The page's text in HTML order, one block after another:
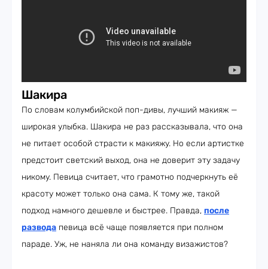
Шакира
По словам колумбийской поп-дивы, лучший макияж —
широкая улыбка. Шакира не раз рассказывала, что она
не питает особой страсти к макияжу. Но если артистке
предстоит светский выход, она не доверит эту задачу
никому. Певица считает, что грамотно подчеркнуть её
красоту может только она сама. К тому же, такой
подход намного дешевле и быстрее. Правда, после
развода певица всё чаще появляется при полном
параде. Уж, не наняла ли она команду визажистов?